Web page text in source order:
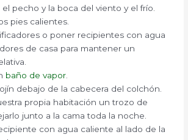
pecho y la boca del viento y el frío.
pies calientes.
o poner recipientes con agua
de casa para mantener un
baño de vapor
debajo de la cabecera del colchón.
propia habitación un trozo de
junto a la cama toda la noche.
con agua caliente al lado de la